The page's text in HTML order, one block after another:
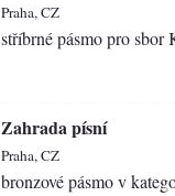
Praha, CZ
stříbrné pásmo pro sbor
Zahrada písní
Praha, CZ
bronzové pásmo v